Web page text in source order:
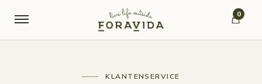
0
KLANTENSERVICE